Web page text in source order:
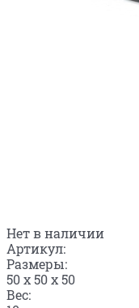
Нет в наличии
Артикул:
Размеры:
50 x 50 x 50
Вес: